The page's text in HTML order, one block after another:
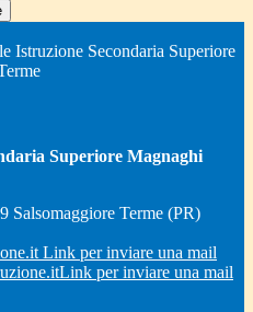
Istruzione Secondaria Superiore
Superiore Magnaghi
Salsomaggiore Terme (PR)
Link per inviare una mail
Link per inviare una mail